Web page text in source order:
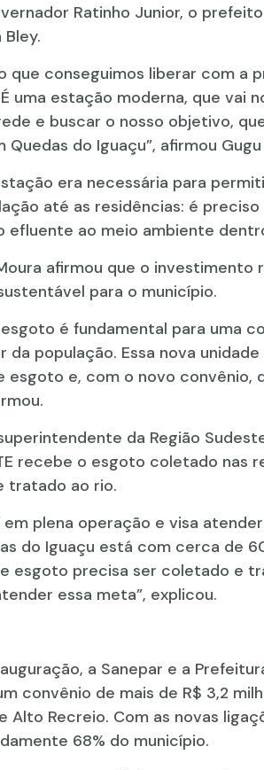
Ratinho Junior, o
que conseguimos liberar com a
uma estação moderna, que vai
e buscar o nosso objetivo,
do Iguaçu”, afirmou Gugu
era necessária para
até as residências: é
ao meio ambiente
afirmou que o investimento
para o município.
é fundamental para uma
população. Essa nova
esgoto e, com o novo convênio,
da Região
recebe o esgoto coletado nas
tratado ao rio.
em plena operação e visa
do Iguaçu está com cerca de
esgoto precisa ser coletado e
essa meta”, explicou.
a Sanepar e a
convênio de mais de R$ 3,2
Alto Recreio. Com as novas
68% do município.